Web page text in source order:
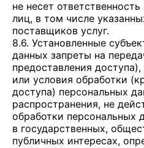
не несет
лиц, в том числе
поставщиков услуг.
8.6. Установленные
данных запреты на
предоставления
или условия обработки
доступа) персональных
распространения, не
обработки персональных
в государственных,
публичных интересах,